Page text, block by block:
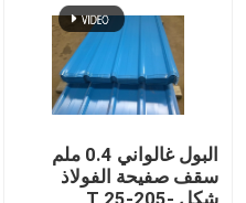
البول غالواني 0.4 ملم
سقف صفيحة الفولاذ